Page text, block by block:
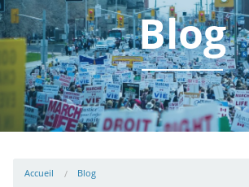
Agir
Boutique
Blog
Accueil Blog